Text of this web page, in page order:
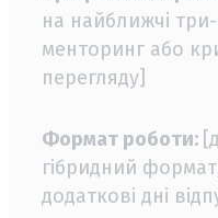
на найближчі
менторинг або
перегляду]
Формат роботи:
гібридний
додаткові дні